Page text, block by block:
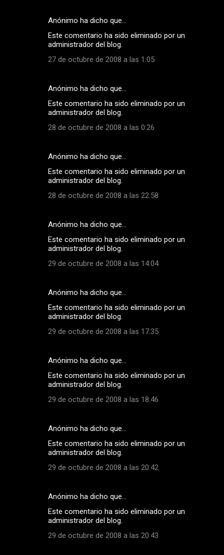
Anónimo ha dicho que…
Este comentario ha sido eliminado por un
administrador del blog.
27 de octubre de 2008 a las 1:05
Anónimo ha dicho que…
Este comentario ha sido eliminado por un
administrador del blog.
28 de octubre de 2008 a las 0:26
Anónimo ha dicho que…
Este comentario ha sido eliminado por un
administrador del blog.
28 de octubre de 2008 a las 22:58
Anónimo ha dicho que…
Este comentario ha sido eliminado por un
administrador del blog.
29 de octubre de 2008 a las 14:04
Anónimo ha dicho que…
Este comentario ha sido eliminado por un
administrador del blog.
29 de octubre de 2008 a las 17:35
Anónimo ha dicho que…
Este comentario ha sido eliminado por un
administrador del blog.
29 de octubre de 2008 a las 18:46
Anónimo ha dicho que…
Este comentario ha sido eliminado por un
administrador del blog.
29 de octubre de 2008 a las 20:42
Anónimo ha dicho que…
Este comentario ha sido eliminado por un
administrador del blog.
29 de octubre de 2008 a las 20:43